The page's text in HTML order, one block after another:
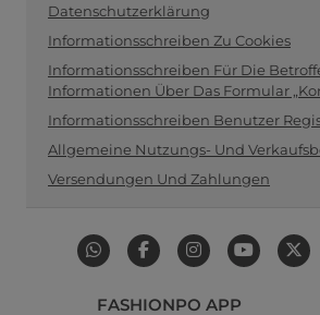
Datenschutzerklärung
Informationsschreiben Zu Cookies
Informationsschreiben Für Die
Informationen Über Das Formular
Informationsschreiben Benutzer
Allgemeine Nutzungs- Und
Versendungen Und Zahlungen
FASHIONPO APP